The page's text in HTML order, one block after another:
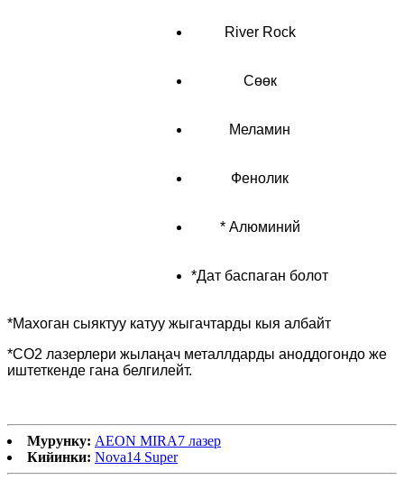
River Rock
Сөөк
Меламин
Фенолик
* Алюминий
*Дат баспаган болот
*Махоган сыяктуу катуу жыгачтарды кыя албайт
*CO2 лазерлери жылаңач металлдарды аноддогондо же
иштеткенде гана белгилейт.
Мурунку: AEON MIRA7 лазер
Кийинки: Nova14 Super